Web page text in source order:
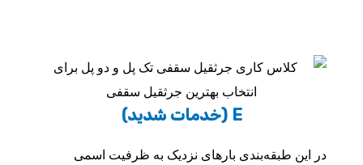
E (خدمات شدید)
در این طبقه‌بندی بارهای نزدیک به ظرفیت اسمی